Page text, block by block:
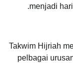
menjadi
Takwim Hijriah
pelbagai